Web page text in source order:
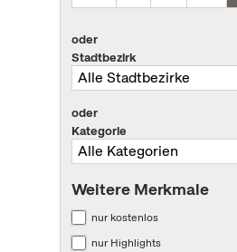
oder
Stadtbezirk
oder
Kategorie
Weitere Merkmale
nur kostenlos
nur Highlights